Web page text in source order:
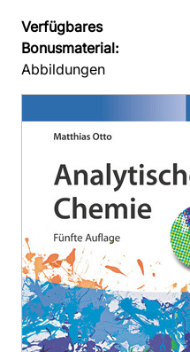
Verfügbares
Bonusmaterial:
Abbildungen